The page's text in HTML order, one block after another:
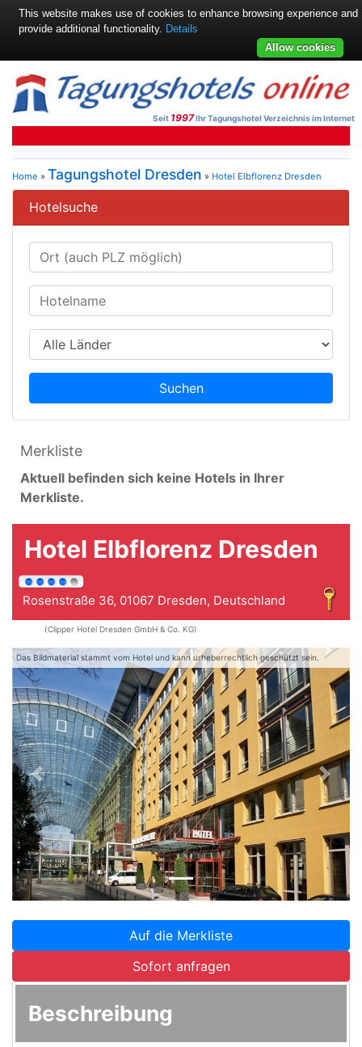
Seit 1997Ihr Tagungshotel Verzeichnis im Internet
Home » Tagungshotel Dresden » Hotel Elbflorenz Dresden
Hotelsuche
Suchen
Merkliste
Aktuell befinden sich keine Hotels in Ihrer
Merkliste.
Hotel Elbflorenz Dresden
Rosenstraße 36, 01067 Dresden, Deutschland
(Clipper Hotel Dresden GmbH & Co. KG)
Das Bildmaterial stammt vom Hotel und kann urheberrechtlich geschützt sein.
Zurück
Auf die Merkliste
Sofort anfragen
Beschreibung
This website makes use of cookies to enhance browsing experience and
provide additional functionality. Details
Allow cookies